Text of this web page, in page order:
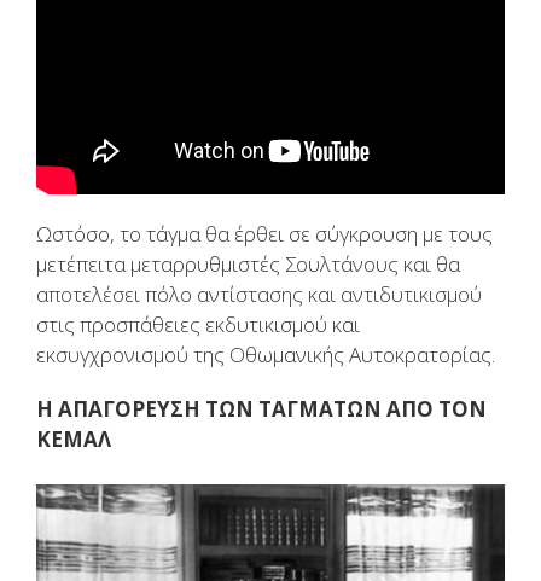
Ωστόσο, το τάγμα θα έρθει σε σύγκρουση με τους
μετέπειτα μεταρρυθμιστές Σουλτάνους και θα
αποτελέσει πόλο αντίστασης και αντιδυτικισμού
στις προσπάθειες εκδυτικισμού και
εκσυγχρονισμού της Οθωμανικής Αυτοκρατορίας.
Η ΑΠΑΓΟΡΕΥΣΗ ΤΩΝ ΤΑΓΜΑΤΩΝ ΑΠΟ ΤΟΝ
ΚΕΜΑΛ